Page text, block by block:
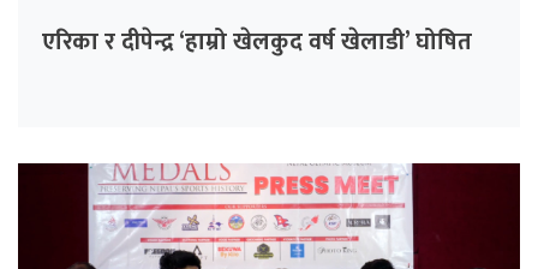
एरिका र दीपेन्द्र ‘हाम्रो खेलकुद वर्ष खेलाडी’ घोषित